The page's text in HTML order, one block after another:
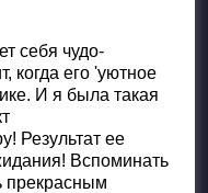
себя чудо-
когда его 'уютное
И я была такая
Результат ее
Вспоминать
прекрасным